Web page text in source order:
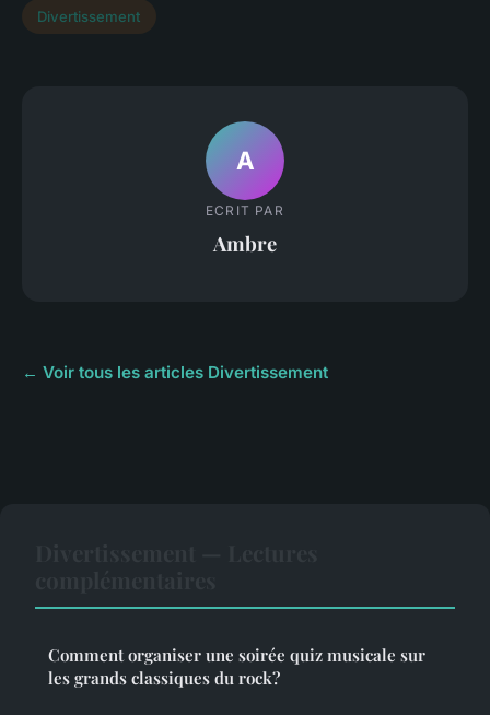
Divertissement
A
ECRIT PAR
Ambre
← Voir tous les articles Divertissement
Comment organiser une soirée quiz musicale sur
les grands classiques du rock?